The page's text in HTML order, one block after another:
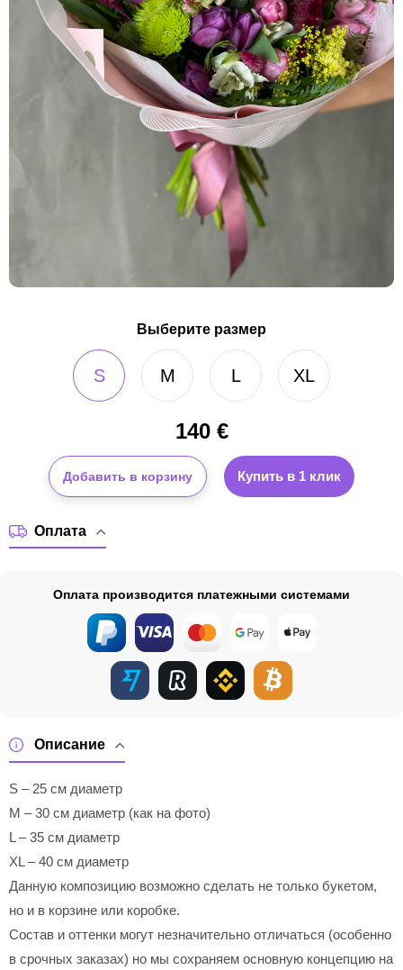
Выберите размер
S M L XL
140€
Добавить в корзину Купить в 1 клик
Описание
S – 25 см диаметр
M – 30 см диаметр (как на фото)
L – 35 см диаметр
XL – 40 см диаметр
Данную композицию возможно сделать не только букетом,
но и в корзине или коробке.
Состав и оттенки могут незначительно отличаться (особенно
в срочных заказах) но мы сохраняем основную концепцию на
Оплата
Оплата производится платежными системами